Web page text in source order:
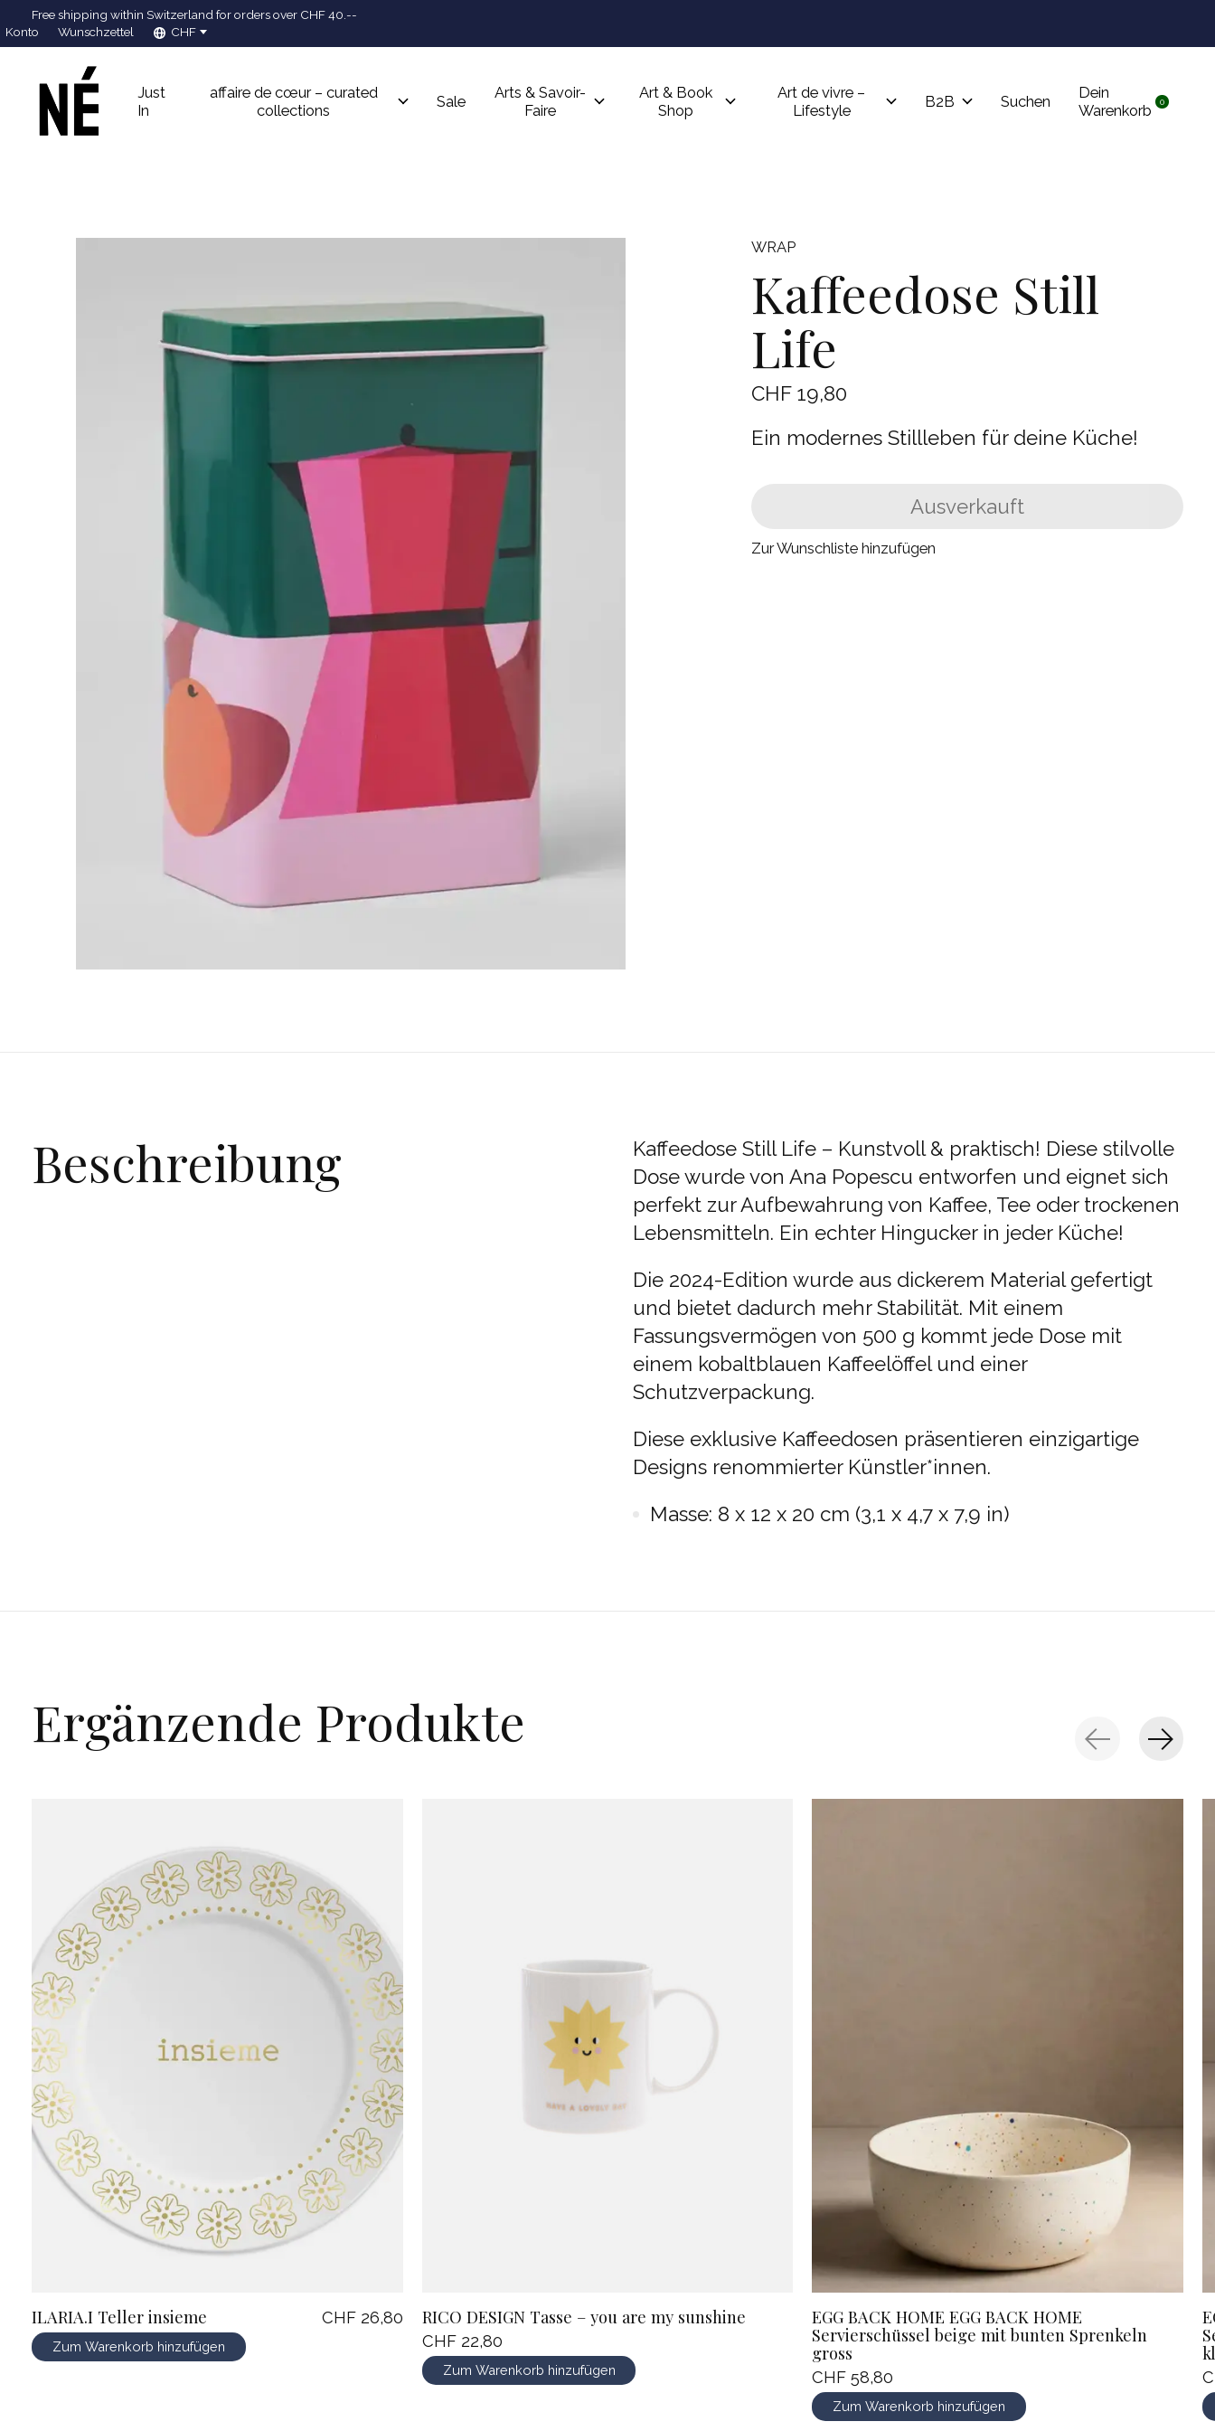
Free shipping within Switzerland for orders over CHF 40.--
Konto Wunschzettel CHF
Just
In
affaire de cœur – curated
collections
Sale
Arts & Savoir-
Faire
Art & Book
Shop
Art de vivre –
Lifestyle
B2B Suchen
Dein
Warenkorb
0items
WRAP
Kaffeedose Still
Life
CHF 19,80
Ein modernes Stillleben für deine Küche!
Ausverkauft
Zur Wunschliste hinzufügen
Beschreibung
Kaffeedose Still Life – Kunstvoll & praktisch! Diese stilvolle
Dose wurde von Ana Popescu entworfen und eignet sich
perfekt zur Aufbewahrung von Kaffee, Tee oder trockenen
Lebensmitteln. Ein echter Hingucker in jeder Küche!
Die 2024-Edition wurde aus dickerem Material gefertigt
und bietet dadurch mehr Stabilität. Mit einem
Fassungsvermögen von 500 g kommt jede Dose mit
einem kobaltblauen Kaffeelöffel und einer
Schutzverpackung.
Diese exklusive Kaffeedosen präsentieren einzigartige
Designs renommierter Künstler*innen.
Masse: 8 x 12 x 20 cm (3,1 x 4,7 x 7,9 in)
Ergänzende Produkte
ILARIA.I Teller insieme CHF 26,80
Zum Warenkorb hinzufügen
RICO DESIGN Tasse – you are my sunshine
CHF 22,80
Zum Warenkorb hinzufügen
EGG BACK HOME EGG BACK HOME
Servierschüssel beige mit bunten Sprenkeln
gross
CHF 58,80
Zum Warenkorb hinzufügen